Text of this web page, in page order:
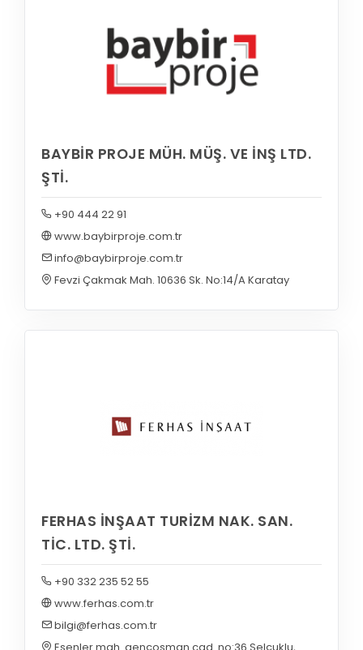
BAYBİR PROJE MÜH. MÜŞ. VE İNŞ LTD.
ŞTİ.
+90 444 22 91
www.baybirproje.com.tr
info@baybirproje.com.tr
Fevzi Çakmak Mah. 10636 Sk. No:14/A Karatay
FERHAS İNŞAAT TURİZM NAK. SAN.
TİC. LTD. ŞTİ.
+90 332 235 52 55
www.ferhas.com.tr
bilgi@ferhas.com.tr
Esenler mah. gençosman cad. no:36 Selçuklu,